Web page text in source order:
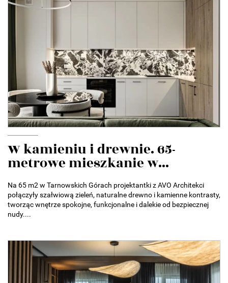
W kamieniu i drewnie. 65-
metrowe mieszkanie w...
Na 65 m2 w Tarnowskich Górach projektantki z AVO Architekci
połączyły szałwiową zieleń, naturalne drewno i kamienne kontrasty,
tworząc wnętrze spokojne, funkcjonalne i dalekie od bezpiecznej
nudy....